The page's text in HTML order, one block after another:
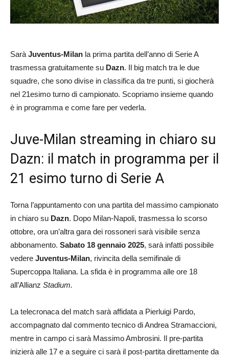
Sarà Juventus-Milan la prima partita dell’anno di Serie A
trasmessa gratuitamente su Dazn. Il big match tra le due
squadre, che sono divise in classifica da tre punti, si giocherà
nel 21esimo turno di campionato. Scopriamo insieme quando
è in programma e come fare per vederla.
Juve-Milan streaming in chiaro su
Dazn: il match in programma per il
21 esimo turno di Serie A
Torna l’appuntamento con una partita del massimo campionato
in chiaro su Dazn. Dopo Milan-Napoli, trasmessa lo scorso
ottobre, ora un’altra gara dei rossoneri sarà visibile senza
abbonamento. Sabato 18 gennaio 2025, sarà infatti possibile
vedere Juventus-Milan, rivincita della semifinale di
Supercoppa Italiana. La sfida è in programma alle ore 18
all’Allianz Stadium.
La telecronaca del match sarà affidata a Pierluigi Pardo,
accompagnato dal commento tecnico di Andrea Stramaccioni,
mentre in campo ci sarà Massimo Ambrosini. Il pre-partita
inizierà alle 17 e a seguire ci sarà il post-partita direttamente da